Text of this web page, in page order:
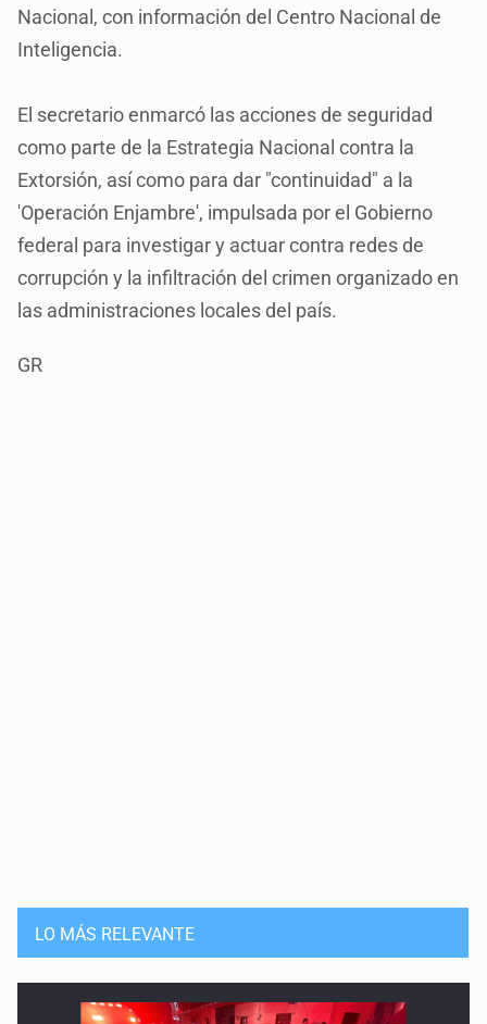
Nacional, con información del Centro Nacional de
Inteligencia.
El secretario enmarcó las acciones de seguridad
como parte de la Estrategia Nacional contra la
Extorsión, así como para dar "continuidad" a la
'Operación Enjambre', impulsada por el Gobierno
federal para investigar y actuar contra redes de
corrupción y la infiltración del crimen organizado en
las administraciones locales del país.
GR
LO MÁS RELEVANTE